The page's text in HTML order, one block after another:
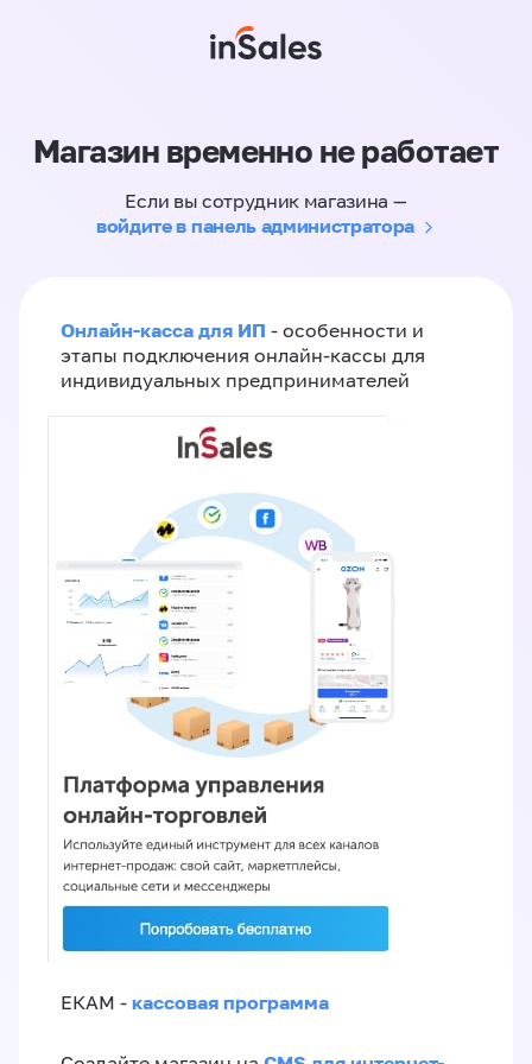
Магазин временно не работает
Если вы сотрудник магазина —
войдите в панель администратора
Онлайн-касса для ИП - особенности и
этапы подключения онлайн-кассы для
индивидуальных предпринимателей
ЕКАМ - кассовая программа